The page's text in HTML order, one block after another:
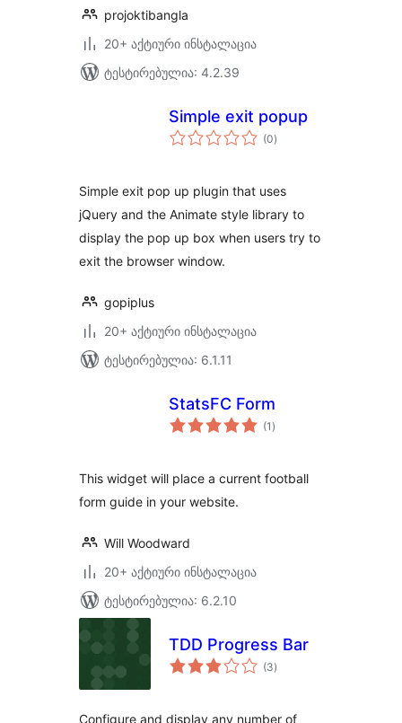
projoktibangla
20+ აქტიური ინსტალაცია
ტესტირებულია: 4.2.39
Simple exit popup
(0საერთო
რეიტინგი
)
Simple exit pop up plugin that uses
jQuery and the Animate style library to
display the pop up box when users try to
exit the browser window.
gopiplus
20+ აქტიური ინსტალაცია
ტესტირებულია: 6.1.11
StatsFC Form
(1 საერთო
რეიტინგი
)
This widget will place a current football
form guide in your website.
Will Woodward
20+ აქტიური ინსტალაცია
ტესტირებულია: 6.2.10
TDD Progress Bar
(3საერთო
რეიტინგი
)
Configure and display any number of